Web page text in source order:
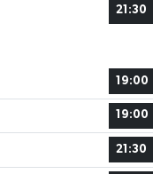
21:30
19:00
19:00
21:30